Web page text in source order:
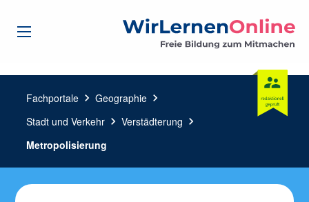
Fachportale chevron_right Geographie chevron_right
Stadt und Verkehr chevron_right Verstädterung chevron_right
Metropolisierung